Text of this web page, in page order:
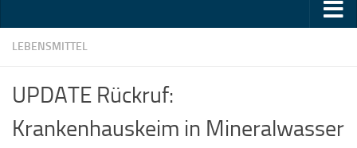
LEBENSMITTEL
UPDATE Rückruf:
Krankenhauskeim in Mineralwasser